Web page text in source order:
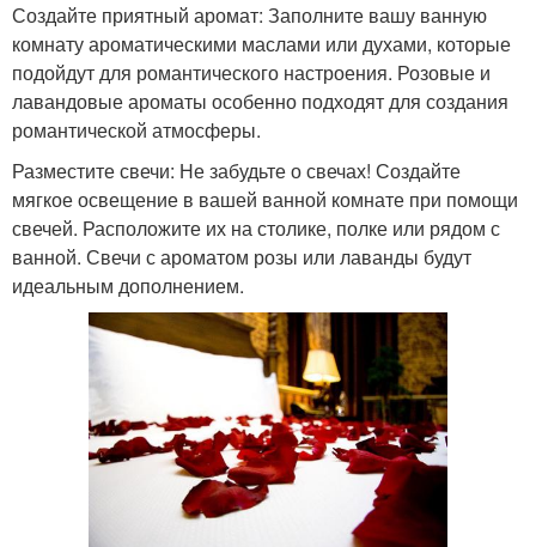
Создайте приятный аромат: Заполните вашу ванную
комнату ароматическими маслами или духами, которые
подойдут для романтического настроения. Розовые и
лавандовые ароматы особенно подходят для создания
романтической атмосферы.
Разместите свечи: Не забудьте о свечах! Создайте
мягкое освещение в вашей ванной комнате при помощи
свечей. Расположите их на столике, полке или рядом с
ванной. Свечи с ароматом розы или лаванды будут
идеальным дополнением.